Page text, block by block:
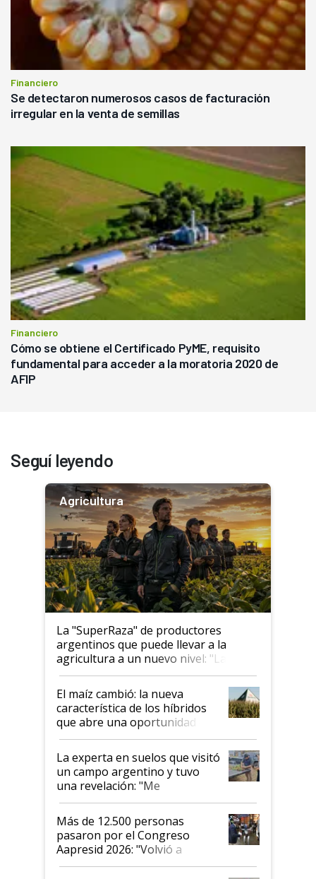
Financiero
Se detectaron numerosos casos de facturación
irregular en la venta de semillas
Financiero
Cómo se obtiene el Certificado PyME, requisito
fundamental para acceder a la moratoria 2020 de
AFIP
Seguí leyendo
Agricultura
La "SuperRaza" de productores
argentinos que puede llevar a la
agricultura a un nuevo nivel: "Las
posibilidades de crecimiento son
infinitas"
El maíz cambió: la nueva
característica de los híbridos
que abre una oportunidad en
el lote
La experta en suelos que visitó
un campo argentino y tuvo
una revelación: "Me
impresionó mucho"
Más de 12.500 personas
pasaron por el Congreso
Aapresid 2026: "Volvió a
demostrar que hablar del